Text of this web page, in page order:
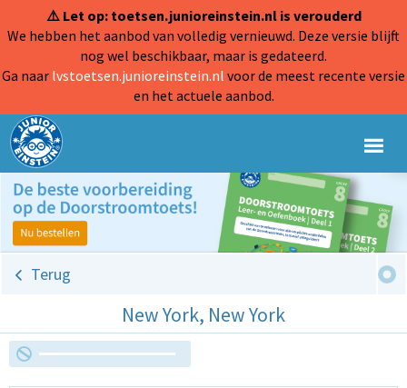
⚠️ Let op: toetsen.junioreinstein.nl is verouderd
We hebben het aanbod van volledig vernieuwd. Deze versie blijft
nog wel beschikbaar, maar is gedateerd.
Ga naar lvstoetsen.junioreinstein.nl voor de meest recente versie
en het actuele aanbod.
Terug
New York, New York